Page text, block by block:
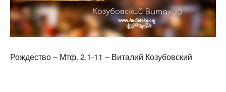
Рождество – Мтф. 2,1-11 – Виталий Козубовский